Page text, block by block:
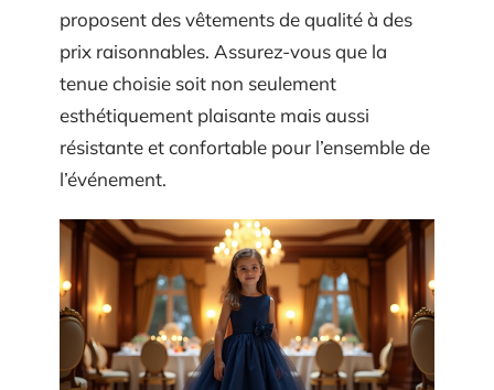
proposent des vêtements de qualité à des
prix raisonnables. Assurez-vous que la
tenue choisie soit non seulement
esthétiquement plaisante mais aussi
résistante et confortable pour l’ensemble de
l’événement.